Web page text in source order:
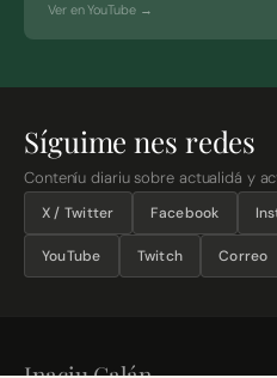
Ver en YouTube →
Síguime nes redes
Conteníu diariu sobre actualidá y
X / Twitter Facebook
YouTube Twitch Correo